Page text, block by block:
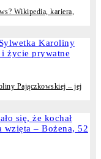
Wikipedia, kariera,
Pajączkowskiej – jej